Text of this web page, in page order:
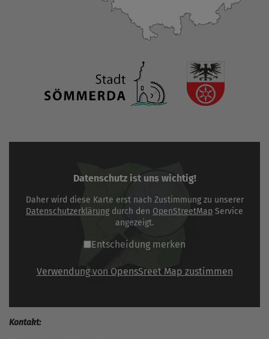
Datenschutz ist uns wichtig!
Daher wird diese Karte erst nach Zustimmung zu unserer
Datenschutzerklärung durch den OpenStreetMap Service
angezeigt.
Entscheidung merken
Verwendung von OpensSreet Map zustimmen
Kontakt: